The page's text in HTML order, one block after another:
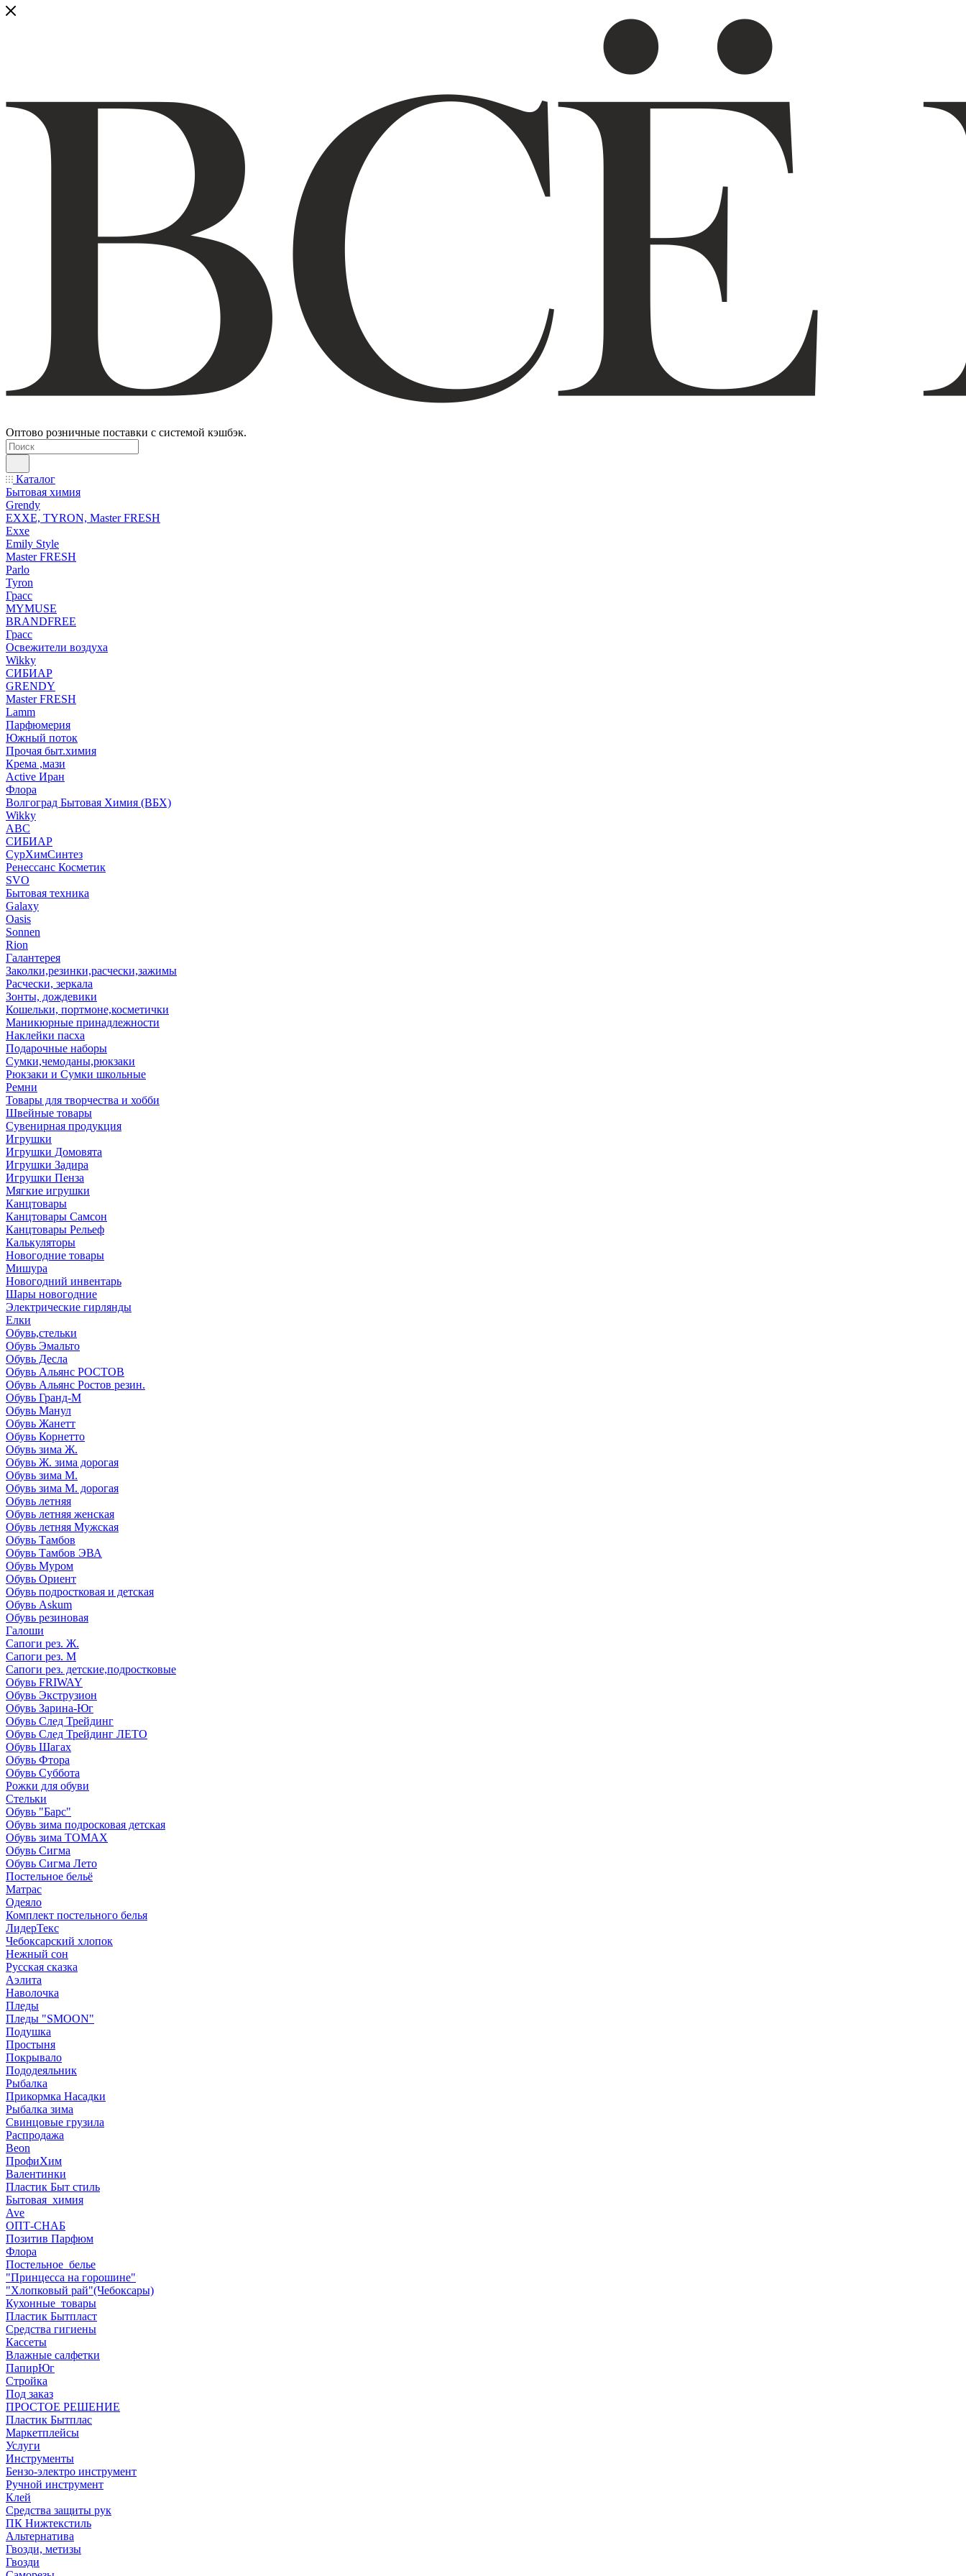
Оптово розничные поставки с системой кэшбэк.
Каталог
Бытовая химия
Grendy
EXXE, TYRON, Master FRESH
Exxe
Emily Style
Master FRESH
Parlo
Tyron
Грасс
MYMUSE
BRANDFREE
Грасс
Освежители воздуха
Wikky
СИБИАР
GRENDY
Master FRESH
Lamm
Парфюмерия
Южный поток
Прочая быт.химия
Крема ,мази
Аctive Иран
Флора
Волгоград Бытовая Химия (ВБХ)
Wikky
АВС
СИБИАР
СурХимСинтез
Ренессанс Косметик
SVO
Бытовая техника
Galaxy
Oasis
Sonnen
Rion
Галантерея
Заколки,резинки,расчески,зажимы
Расчески, зеркала
Зонты, дождевики
Кошельки, портмоне,косметички
Маникюрные принадлежности
Наклейки пасха
Подарочные наборы
Сумки,чемоданы,рюкзаки
Рюкзаки и Сумки школьные
Ремни
Товары для творчества и хобби
Швейные товары
Сувенирная продукция
Игрушки
Игрушки Домовята
Игрушки Задира
Игрушки Пенза
Мягкие игрушки
Канцтовары
Канцтовары Самсон
Канцтовары Рельеф
Калькуляторы
Новогодние товары
Мишура
Новогодний инвентарь
Шары новогодние
Электрические гирлянды
Елки
Обувь,стельки
Обувь Эмальто
Обувь Десла
Обувь Альянс РОСТОВ
Обувь Альянс Ростов резин.
Обувь Гранд-М
Обувь Манул
Обувь Жанетт
Обувь Корнетто
Обувь зима Ж.
Обувь Ж. зима дорогая
Обувь зима М.
Обувь зима М. дорогая
Обувь летняя
Обувь летняя женская
Обувь летняя Мужская
Обувь Тамбов
Обувь Тамбов ЭВА
Обувь Муром
Обувь Ориент
Обувь подростковая и детская
Обувь Askum
Обувь резиновая
Галоши
Сапоги рез. Ж.
Сапоги рез. М
Сапоги рез. детские,подростковые
Обувь FRIWAY
Обувь Экструзион
Обувь Зарина-Юг
Обувь След Трейдинг
Обувь След Трейдинг ЛЕТО
Обувь Шагах
Обувь Фтора
Обувь Суббота
Рожки для обуви
Стельки
Обувь "Барс"
Обувь зима подросковая детская
Обувь зима ТОМАХ
Обувь Сигма
Обувь Сигма Лето
Постельное бельё
Матрас
Одеяло
Комплект постельного белья
ЛидерТекс
Чебоксарский хлопок
Нежный сон
Русская сказка
Аэлита
Наволочка
Пледы
Пледы "SMOON"
Подушка
Простыня
Покрывало
Пододеяльник
Рыбалка
Прикормка Насадки
Рыбалка зима
Свинцовые грузила
Распродажа
Beon
ПрофиХим
Валентинки
Пластик Быт стиль
Бытовая_химия
Ave
ОПТ-СНАБ
Позитив Парфюм
Флора
Постельное_белье
"Принцесса на горошине"
"Хлопковый рай"(Чебоксары)
Кухонные_товары
Пластик Бытпласт
Средства гигиены
Кассеты
Влажные салфетки
ПапирЮг
Стройка
Под заказ
ПРОСТОЕ РЕШЕНИЕ
Пластик Бытплас
Маркетплейсы
Услуги
Инструменты
Бензо-электро инструмент
Ручной инструмент
Клей
Средства защиты рук
ПК Нижтекстиль
Альтернатива
Гвозди, метизы
Гвозди